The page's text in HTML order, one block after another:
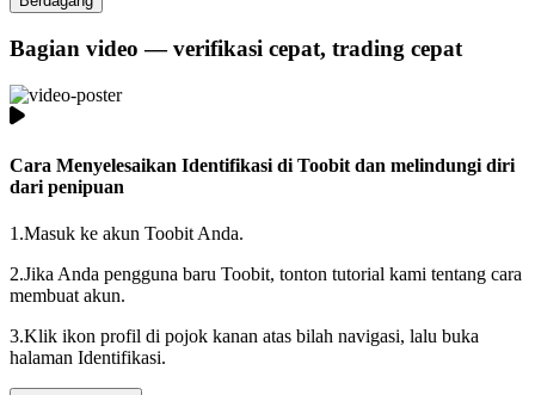
Bagian video — verifikasi cepat, trading cepat
Cara Menyelesaikan Identifikasi di Toobit dan melindungi diri
dari penipuan
1.Masuk ke akun Toobit Anda.
2.Jika Anda pengguna baru Toobit, tonton tutorial kami tentang cara
membuat akun.
3.Klik ikon profil di pojok kanan atas bilah navigasi, lalu buka
halaman Identifikasi.